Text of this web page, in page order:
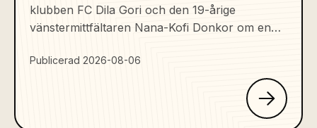
klubben FC Dila Gori och den 19-årige
vänstermittfältaren Nana-Kofi Donkor om en
Publicerad 2026-08-06